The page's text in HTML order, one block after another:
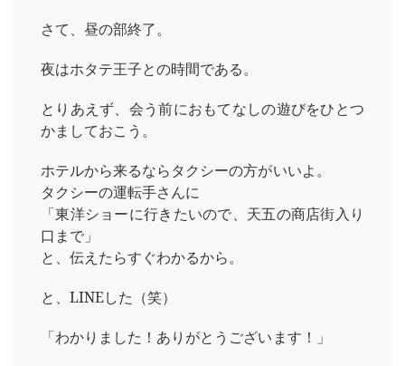
さて、昼の部終了。
夜はホタテ王子との時間である。
とりあえず、会う前におもてなしの遊びをひとつ
かましておこう。
ホテルから来るならタクシーの方がいいよ。
タクシーの運転手さんに
「東洋ショーに行きたいので、天五の商店街入り
口まで」
と、伝えたらすぐわかるから。
と、LINEした（笑）
「わかりました！ありがとうございます！」